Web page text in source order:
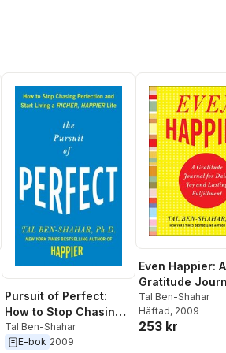
Pursuit of Perfect:
How to Stop Chasing
Perfection and Start
Living a Richer,
Tal Ben-Shahar
E-bok 2009
Even Happier: A
Gratitude
Daily Joy and
Fulfillment
Tal Ben-Shahar
Häftad, 2009
253 kr